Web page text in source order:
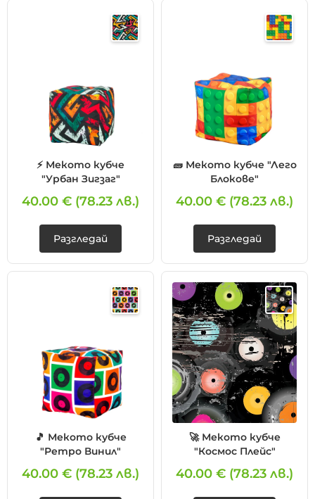
⚡ Мекото кубче
"Урбан Зигзаг"
40.00 € (78.23 лв.)
Разгледай
🧱 Мекото кубче "Лего
Блокове"
40.00 € (78.23 лв.)
Разгледай
🎵 Мекото кубче
"Ретро Винил"
40.00 € (78.23 лв.)
🚀 Мекото кубче
"Космос Плейс"
40.00 € (78.23 лв.)